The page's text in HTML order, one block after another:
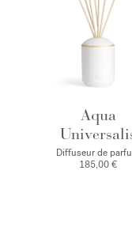
Aqua
Diffuseur de
185,00 €